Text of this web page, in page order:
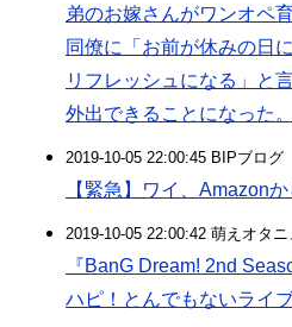
弟のお嫁さんがワンオペ
同僚に「お前が休みの日
リフレッシュになる」と
外出できることになった。
2019-10-05 22:00:45 BIPブログ
【緊急】ワイ、Amazon
2019-10-05 22:00:42 萌えオタ
『BanG Dream! 2nd
ハピ！とんでもないライブ